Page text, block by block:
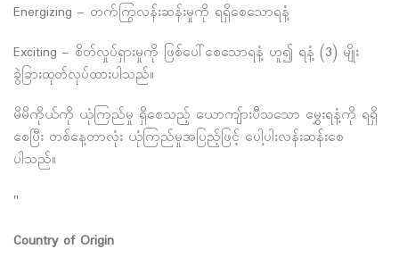
Energizing – တက်ကြွလန်းဆန်းမှုကို ရရှိစေသောရနံ့
Exciting – စိတ်လှုပ်ရှားမှုကို ဖြစ်ပေါ်စေသောရနံ့ ဟူ၍ ရနံ့ (3) မျိုး
ခွဲခြားထုတ်လုပ်ထားပါသည်။
မိမိကိုယ်ကို ယုံကြည်မှု ရှိစေသည့် ယောကျ်ားပီသသော မွှေးရနံ့ကို ရရှိ
စေပြီး တစ်နေ့တာလုံး ယုံကြည်မှုအပြည့်ဖြင့် ပေါ့ပါးလန်းဆန်းစေ
ပါသည်။
"
Country of Origin